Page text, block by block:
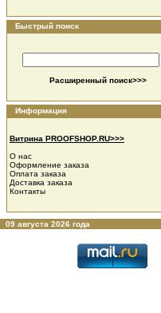
Быстрый поиск
Расширенный поиск>>>
Информация
Витрина PROOFSHOP.RU>>>
О нас
Оформление заказа
Оплата заказа
Доставка заказа
Контакты
09 августа 2026 года